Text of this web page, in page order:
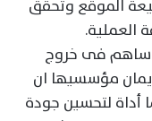
الموقع وتحقق
العملية.
ساهم فى خروج
مؤسسيها ان
أداة لتحسين جودة